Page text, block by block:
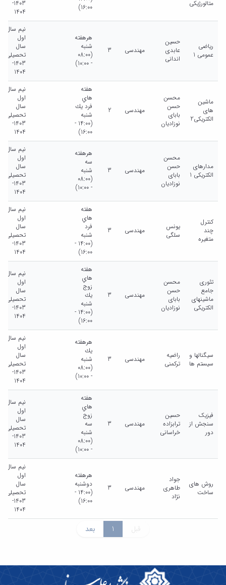
متالورژیکی
16:00)
1403-
1404
ریاضی
عمومی 1
حسین
عابدی
اندانی
مهندسی 3
هرهفته
شنبه
(08:00
- 10:00)
نیم سال
اول
سال
تحصیلی
1403-
1404
ماشین
های
الکتریکی2
محسن
حسن
بابای
نوزادیان
مهندسی 2
هفته
هاي
فرد يك
شنبه
(14:00 -
16:00)
نیم سال
اول
سال
تحصیلی
1403-
1404
مدارهای
الکتریکی 1
محسن
حسن
بابای
نوزادیان
مهندسی 3
هرهفته
سه
شنبه
(08:00
- 10:00)
نیم سال
اول
سال
تحصیلی
1403-
1404
کنترل
چند
متغیره
یونس
سلگی
مهندسی 3
هفته
هاي
فرد
شنبه
(14:00 -
16:00)
نیم سال
اول
سال
تحصیلی
1403-
1404
تئوری
جامع
ماشینهای
الکتریکی
محسن
حسن
بابای
نوزادیان
مهندسی 3
هفته
هاي
زوج
يك
شنبه
(14:00 -
16:00)
نیم سال
اول
سال
تحصیلی
1403-
1404
سیگنالها و
سیستم ها
راضیه
ترکمنی
مهندسی 3
هرهفته
يك
شنبه
(08:00
- 10:00)
نیم سال
اول
سال
تحصیلی
1403-
1404
فیزیک
سنجش از
دور
حسین
ترابزاده
خراسانی
مهندسی 3
هفته
هاي
زوج
سه
شنبه
(08:00
- 10:00)
نیم سال
اول
سال
تحصیلی
1403-
1404
روش های
ساخت
جواد
طاهری
نژاد
مهندسی 3
هرهفته
دوشنبه
(14:00 -
16:00)
نیم سال
اول
سال
تحصیلی
1403-
1404
قبل 1 بعد